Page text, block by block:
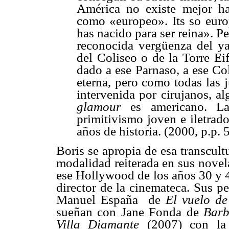
América no existe mejor
como «europeo». Its so
has nacido para ser reina».
reconocida vergüenza del
del Coliseo o de la Torre
dado a ese Parnaso, a ese
eterna, pero como todas las
intervenida por cirujanos,
glamour es americano.
primitivismo joven e
años de historia. (2000, p.p.
Boris se apropia de esa
modalidad reiterada en sus
ese Hollywood de los años 30 y
director de la cinemateca. Sus
Manuel España
de El vuelo
sueñan con Jane Fonda de
Villa Diamante (2007) con la